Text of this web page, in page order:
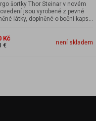
šortky Thor Steinar v novém
jsou vyrobené z pevné
látky, doplněné o boční kapsy
Kč
€ není skladem